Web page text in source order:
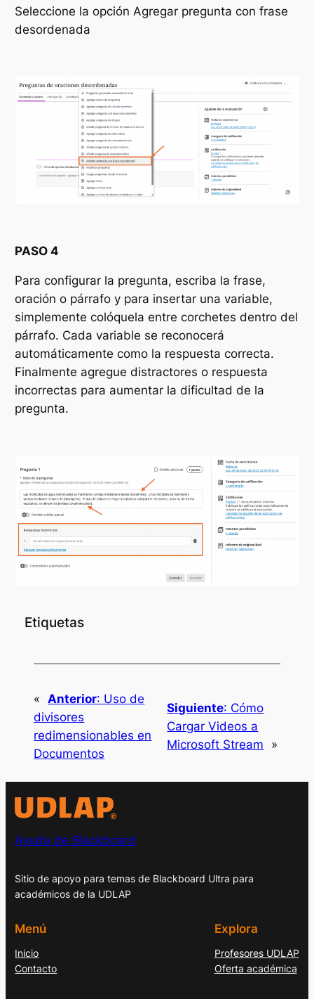
Seleccione la opciónAgregar pregunta con frase
desordenada
PASO 4
Para configurar la pregunta, escriba la frase,
oración o párrafo y para insertar una variable,
simplemente colóquela entre corchetes dentro del
párrafo. Cada variable se reconocerá
automáticamente como la respuesta correcta.
Finalmente agregue distractores o respuesta
incorrectas para aumentar la dificultad de la
pregunta.
Etiquetas
« Anterior: Uso de
divisores
redimensionables en
Documentos
Siguiente: Cómo
Cargar Videos a
Microsoft Stream
»
Ayuda de Blackboard
Sitio de apoyo para temas de Blackboard Ultra para
académicos de la UDLAP
Menú
Inicio
Contacto
Explora
Profesores UDLAP
Oferta académica